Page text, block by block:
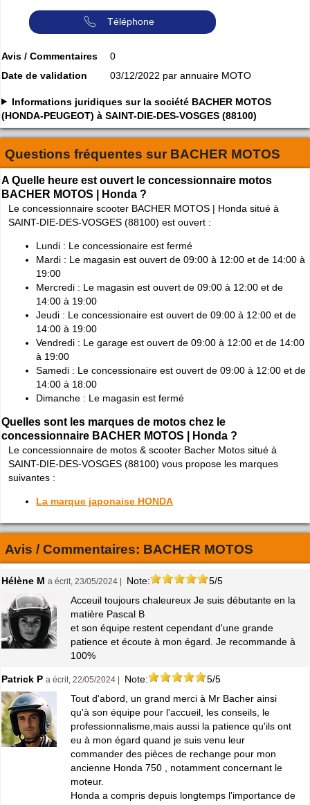
Téléphone
Avis / Commentaires
0
Date de validation
03/12/2022 par annuaire MOTO
Informations juridiques sur la société BACHER MOTOS
(HONDA-PEUGEOT) à SAINT-DIE-DES-VOSGES (88100)
Questions fréquentes sur BACHER MOTOS
A Quelle heure est ouvert le concessionnaire motos
BACHER MOTOS | Honda ?
Le concessionnaire scooter BACHER MOTOS | Honda situé à
SAINT-DIE-DES-VOSGES (88100) est ouvert :
Lundi : Le concessionaire est fermé
Mardi : Le magasin est ouvert de 09:00 à 12:00 et de 14:00 à
19:00
Mercredi : Le magasin est ouvert de 09:00 à 12:00 et de
14:00 à 19:00
Jeudi : Le concessionaire est ouvert de 09:00 à 12:00 et de
14:00 à 19:00
Vendredi : Le garage est ouvert de 09:00 à 12:00 et de 14:00
à 19:00
Samedi : Le concessionaire est ouvert de 09:00 à 12:00 et de
14:00 à 18:00
Dimanche : Le magasin est fermé
Quelles sont les marques de motos chez le
concessionnaire BACHER MOTOS | Honda ?
Le concessionnaire de motos & scooter Bacher Motos situé à
SAINT-DIE-DES-VOSGES (88100) vous propose les marques
suivantes :
La marque japonaise HONDA
Avis / Commentaires: BACHER MOTOS
Hélène M a écrit, 23/05/2024 | Note:
5/5
Acceuil toujours chaleureux Je suis débutante en la
matière Pascal B
et son équipe restent cependant d'une grande
patience et écoute à mon égard. Je recommande à
100%
Patrick P a écrit, 22/05/2024 | Note:
5/5
Tout d'abord, un grand merci à Mr Bacher ainsi
qu'à son équipe pour l'accueil, les conseils, le
professionnalisme,mais aussi la patience qu'ils ont
eu à mon égard quand je suis venu leur
commander des pièces de rechange pour mon
ancienne Honda 750 , notamment concernant le
moteur.
Honda a compris depuis longtemps l'importance de